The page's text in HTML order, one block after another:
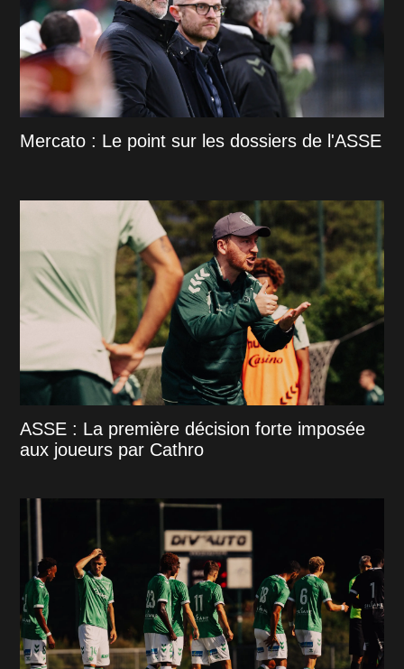
Mercato : Le point sur les dossiers de l'ASSE
ASSE : La première décision forte imposée
aux joueurs par Cathro